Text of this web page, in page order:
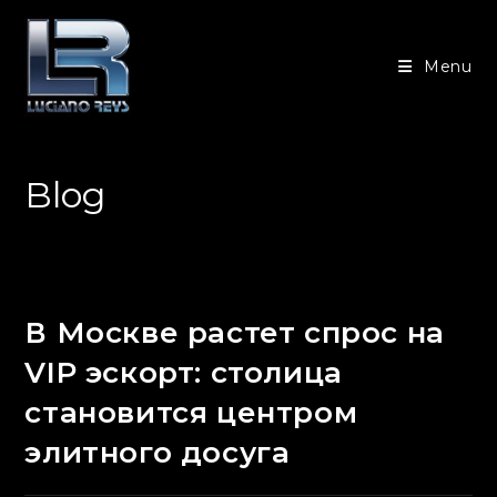
para
conteúdo
Menu
Blog
В Москве растет спрос на
VIP эскорт: столица
становится центром
элитного досуга